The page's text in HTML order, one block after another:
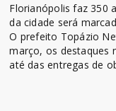
Florianópolis faz 350
da cidade será
O prefeito Topázio
março, os destaques
até das entregas de